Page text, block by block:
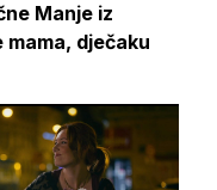
Manje iz
mama, dječaku